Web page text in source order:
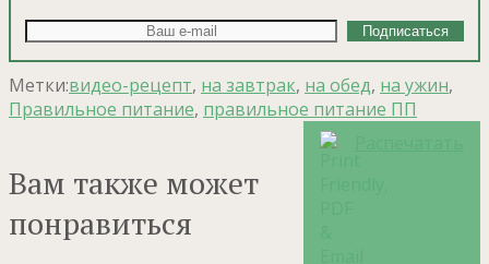
Метки:видео-рецепт, на завтрак, на обед, на ужин,
Правильное питание, правильное питание ПП
Вам также может
понравиться